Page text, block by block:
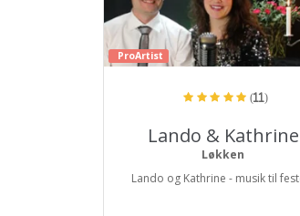
ProArtist
(11)
Lando & Kathrine
Løkken
Lando og Kathrine - musik til